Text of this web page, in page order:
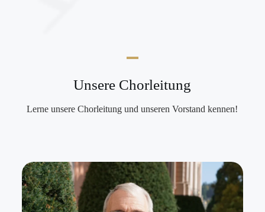
Unsere Chorleitung
Lerne unsere Chorleitung und unseren Vorstand kennen!